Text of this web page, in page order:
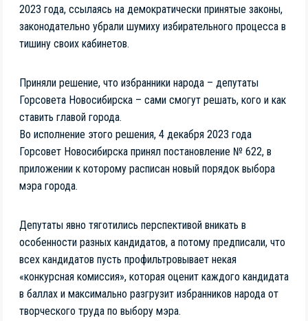
2023 года, ссылаясь на демократически принятые законы,
законодательно убрали шумиху избирательного процесса в
тишину своих кабинетов.
Приняли решение, что избранники народа – депутаты
Горсовета Новосибирска – сами смогут решать, кого и как
ставить главой города.
Во исполнение этого решения, 4 декабря 2023 года
Горсовет Новосибирска принял постановление № 622, в
приложении к которому расписан новый порядок выбора
мэра города.
Депутаты явно тяготились перспективой вникать в
особенности разных кандидатов, а потому предписали, что
всех кандидатов пусть профильтровывает некая
«конкурсная комиссия», которая оценит каждого кандидата
в баллах и максимально разгрузит избранников народа от
творческого труда по выбору мэра.